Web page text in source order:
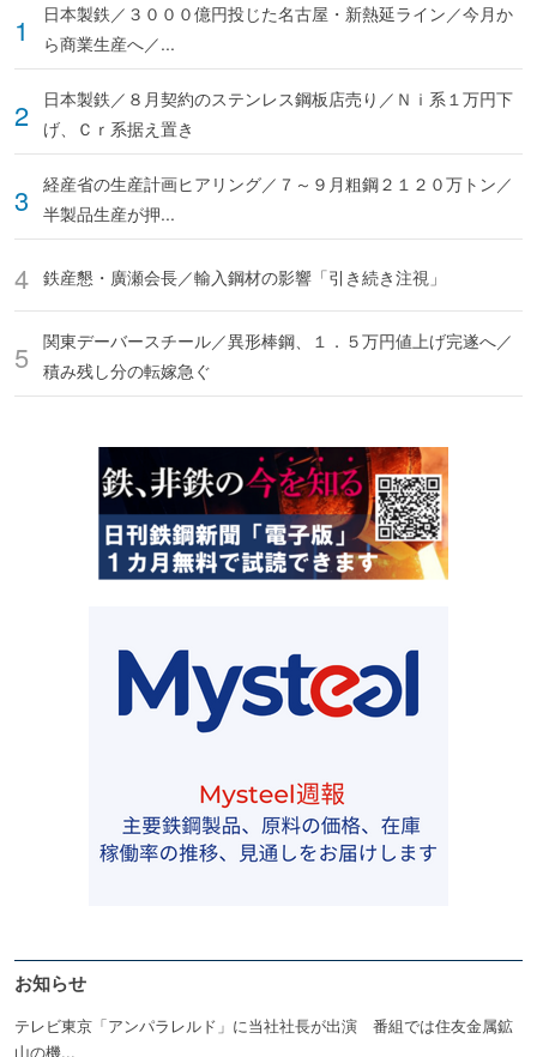
日本製鉄／３０００億円投じた名古屋・新熱延ライン／今月か
ら商業生産へ／...
日本製鉄／８月契約のステンレス鋼板店売り／Ｎｉ系１万円下
げ、Ｃｒ系据え置き
経産省の生産計画ヒアリング／７～９月粗鋼２１２０万トン／
半製品生産が押...
鉄産懇・廣瀬会長／輸入鋼材の影響「引き続き注視」
関東デーバースチール／異形棒鋼、１．５万円値上げ完遂へ／
積み残し分の転嫁急ぐ
お知らせ
テレビ東京「アンパラレルド」に当社社長が出演 番組では住友金属鉱
山の機...